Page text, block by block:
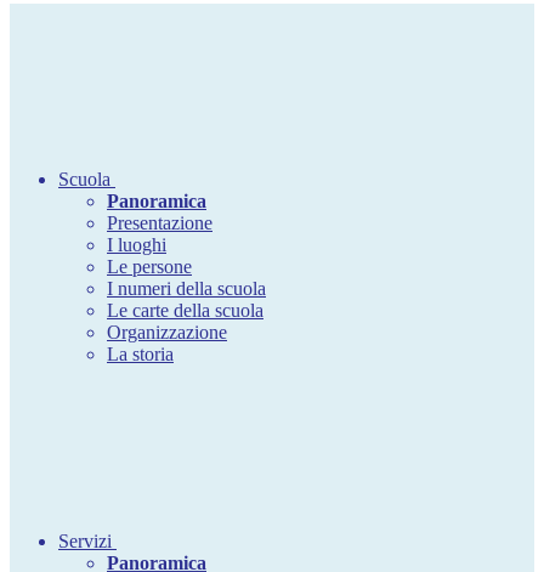
Scuola
Panoramica
Presentazione
I luoghi
Le persone
I numeri della scuola
Le carte della scuola
Organizzazione
La storia
Servizi
Panoramica